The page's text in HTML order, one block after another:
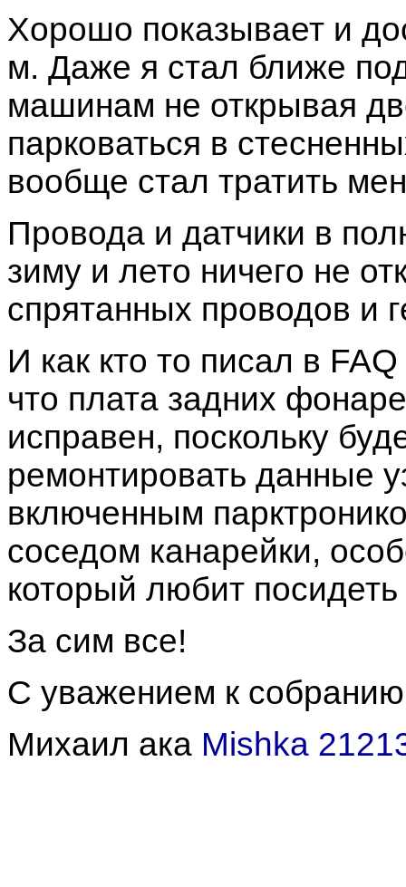
Хорошо показывает и
м. Даже я стал ближе
машинам не открывая
парковаться в
вообще стал тратить
Провода и датчики в
зиму и лето ничего не
спрятанных проводов и
И как кто то писал в
что плата задних
исправен, поскольку
ремонтировать данные
включенным
соседом канарейки,
который любит
За сим все!
С уважением к
Михаил ака Mishka